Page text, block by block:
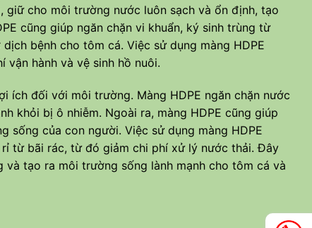
giữ cho môi trường nước luôn sạch và ổn định, tạo
cũng giúp ngăn chặn vi khuẩn, ký sinh trùng từ
bệnh cho tôm cá. Việc sử dụng màng HDPE
hành và vệ sinh hồ nuôi.
ích đối với môi trường. Màng HDPE ngăn chặn nước
khỏi bị ô nhiễm. Ngoài ra, màng HDPE cũng giúp
sống của con người. Việc sử dụng màng HDPE
từ bãi rác, từ đó giảm chi phí xử lý nước thải. Đây
tạo ra môi trường sống lành mạnh cho tôm cá và